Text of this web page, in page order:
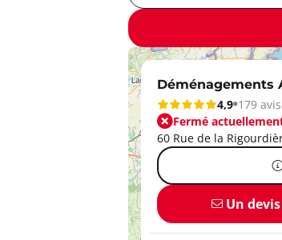
Déménagements
4,9 179 avis
Fermé
60 Rue de la
Un devis